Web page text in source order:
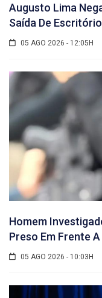
Augusto Lima
Saída De
05 AGO 2026 - 12:05H
Homem
Preso Em Frente
05 AGO 2026 - 10:03H